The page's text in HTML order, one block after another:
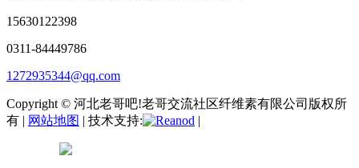
15630122398
0311-84449786
1272935344@qq.com
Copyright © 河北老哥吧!老哥交流社区纤维素有限公司版权所
有 | 网站地图 | 技术支持: |